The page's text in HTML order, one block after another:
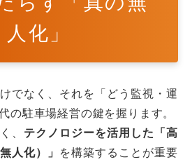
人化」
でなく、それを「どう監視・運
の駐車場経営の鍵を握ります。
、 テクノロジーを活用した「高
人化）」 を構築することが重要